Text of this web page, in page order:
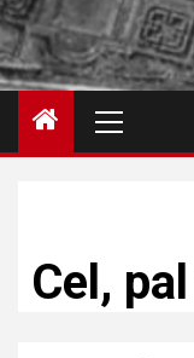
główne
Cel,